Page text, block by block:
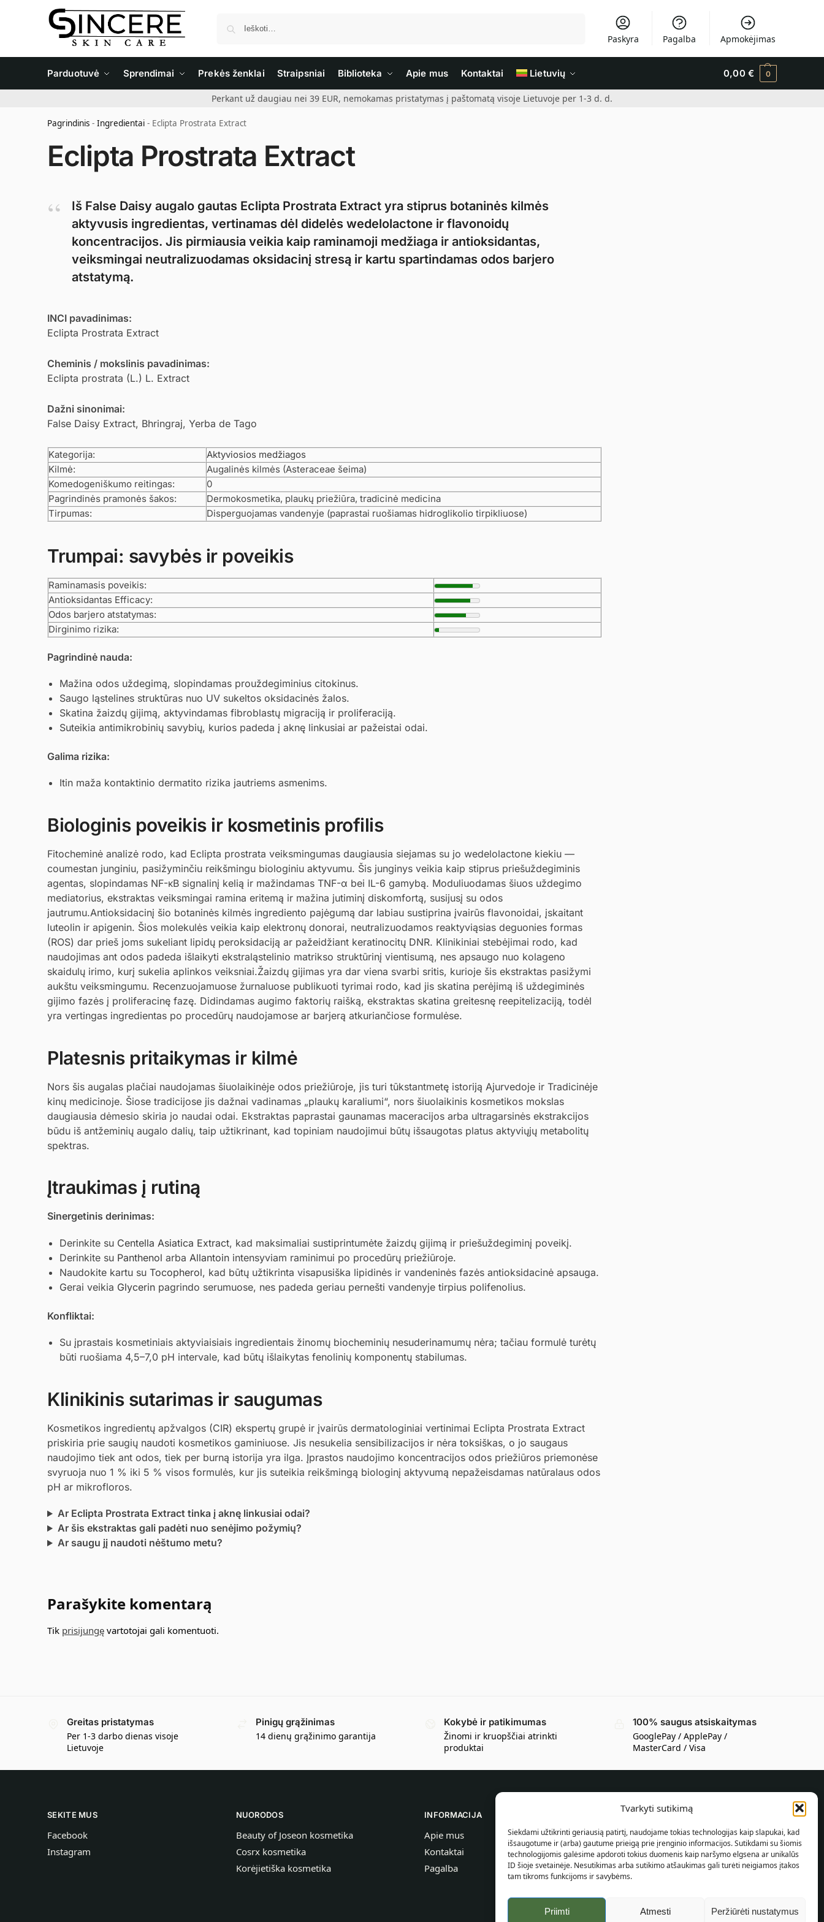
Tvarkyti sutikimą
Siekdami užtikrinti geriausią patirtį, naudojame tokias technologijas kaip slapukai, kad
išsaugotume ir (arba) gautume prieigą prie įrenginio informacijos. Sutikdami su šiomis
technologijomis galėsime apdoroti tokius duomenis kaip naršymo elgsena ar unikalūs
ID šioje svetainėje. Nesutikimas arba sutikimo atšaukimas gali turėti neigiamos įtakos
tam tikroms funkcijoms ir savybėms.
Priimti Atmesti Peržiūrėti nustatymus
Paskyra Pagalba Apmokėjimas
Parduotuvė Sprendimai Prekės ženklai Straipsniai Biblioteka Apie mus Kontaktai Lietuvių 0,00 € 0
Perkant už daugiau nei 39 EUR, nemokamas pristatymas į paštomatą visoje Lietuvoje per 1-3 d. d.
Pagrindinis - Ingredientai - Eclipta Prostrata Extract
Eclipta Prostrata Extract
Iš False Daisy augalo gautas Eclipta Prostrata Extract yra stiprus botaninės kilmės
aktyvusis ingredientas, vertinamas dėl didelės wedelolactone ir flavonoidų
koncentracijos. Jis pirmiausia veikia kaip raminamoji medžiaga ir antioksidantas,
veiksmingai neutralizuodamas oksidacinį stresą ir kartu spartindamas odos barjero
atstatymą.
INCI pavadinimas:
Eclipta Prostrata Extract
Cheminis / mokslinis pavadinimas:
Eclipta prostrata (L.) L. Extract
Dažni sinonimai:
False Daisy Extract, Bhringraj, Yerba de Tago
Kategorija:
Aktyviosios medžiagos
Kilmė:
Augalinės kilmės (Asteraceae šeima)
Komedogeniškumo reitingas:
0
Pagrindinės pramonės šakos:
Dermokosmetika, plaukų priežiūra, tradicinė medicina
Tirpumas:
Disperguojamas vandenyje (paprastai ruošiamas hidroglikolio tirpikliuose)
Trumpai: savybės ir poveikis
Raminamasis poveikis:
Antioksidantas Efficacy:
Odos barjero atstatymas:
Dirginimo rizika:
Pagrindinė nauda:
Mažina odos uždegimą, slopindamas prouždegiminius citokinus.
Saugo ląstelines struktūras nuo UV sukeltos oksidacinės žalos.
Skatina žaizdų gijimą, aktyvindamas fibroblastų migraciją ir proliferaciją.
Suteikia antimikrobinių savybių, kurios padeda į aknę linkusiai ar pažeistai odai.
Galima rizika:
Itin maža kontaktinio dermatito rizika jautriems asmenims.
Biologinis poveikis ir kosmetinis profilis
Fitocheminė analizė rodo, kad Eclipta prostrata veiksmingumas daugiausia siejamas su jo wedelolactone kiekiu —
coumestan junginiu, pasižyminčiu reikšmingu biologiniu aktyvumu. Šis junginys veikia kaip stiprus priešuždegiminis
agentas, slopindamas NF-κB signalinį kelią ir mažindamas TNF-α bei IL-6 gamybą. Moduliuodamas šiuos uždegimo
mediatorius, ekstraktas veiksmingai ramina eritemą ir mažina jutiminį diskomfortą, susijusį su odos
jautrumu.Antioksidacinį šio botaninės kilmės ingrediento pajėgumą dar labiau sustiprina įvairūs flavonoidai, įskaitant
luteolin ir apigenin. Šios molekulės veikia kaip elektronų donorai, neutralizuodamos reaktyviąsias deguonies formas
(ROS) dar prieš joms sukeliant lipidų peroksidaciją ar pažeidžiant keratinocitų DNR. Klinikiniai stebėjimai rodo, kad
naudojimas ant odos padeda išlaikyti ekstraląstelinio matrikso struktūrinį vientisumą, nes apsaugo nuo kolageno
skaidulų irimo, kurį sukelia aplinkos veiksniai.Žaizdų gijimas yra dar viena svarbi sritis, kurioje šis ekstraktas pasižymi
aukštu veiksmingumu. Recenzuojamuose žurnaluose publikuoti tyrimai rodo, kad jis skatina perėjimą iš uždegiminės
gijimo fazės į proliferacinę fazę. Didindamas augimo faktorių raišką, ekstraktas skatina greitesnę reepitelizaciją, todėl
yra vertingas ingredientas po procedūrų naudojamose ar barjerą atkuriančiose formulėse.
Platesnis pritaikymas ir kilmė
Nors šis augalas plačiai naudojamas šiuolaikinėje odos priežiūroje, jis turi tūkstantmetę istoriją Ajurvedoje ir Tradicinėje
kinų medicinoje. Šiose tradicijose jis dažnai vadinamas „plaukų karaliumi“, nors šiuolaikinis kosmetikos mokslas
daugiausia dėmesio skiria jo naudai odai. Ekstraktas paprastai gaunamas maceracijos arba ultragarsinės ekstrakcijos
būdu iš antžeminių augalo dalių, taip užtikrinant, kad topiniam naudojimui būtų išsaugotas platus aktyviųjų metabolitų
spektras.
Įtraukimas į rutiną
Sinergetinis derinimas:
Derinkite su Centella Asiatica Extract, kad maksimaliai sustiprintumėte žaizdų gijimą ir priešuždegiminį poveikį.
Derinkite su Panthenol arba Allantoin intensyviam raminimui po procedūrų priežiūroje.
Naudokite kartu su Tocopherol, kad būtų užtikrinta visapusiška lipidinės ir vandeninės fazės antioksidacinė apsauga.
Gerai veikia Glycerin pagrindo serumuose, nes padeda geriau pernešti vandenyje tirpius polifenolius.
Konfliktai:
Su įprastais kosmetiniais aktyviaisiais ingredientais žinomų biocheminių nesuderinamumų nėra; tačiau formulė turėtų
būti ruošiama 4,5–7,0 pH intervale, kad būtų išlaikytas fenolinių komponentų stabilumas.
Klinikinis sutarimas ir saugumas
Kosmetikos ingredientų apžvalgos (CIR) ekspertų grupė ir įvairūs dermatologiniai vertinimai Eclipta Prostrata Extract
priskiria prie saugių naudoti kosmetikos gaminiuose. Jis nesukelia sensibilizacijos ir nėra toksiškas, o jo saugaus
naudojimo tiek ant odos, tiek per burną istorija yra ilga. Įprastos naudojimo koncentracijos odos priežiūros priemonėse
svyruoja nuo 1 % iki 5 % visos formulės, kur jis suteikia reikšmingą biologinį aktyvumą nepažeisdamas natūralaus odos
pH ar mikrofloros.
Ar Eclipta Prostrata Extract tinka į aknę linkusiai odai?
Ar šis ekstraktas gali padėti nuo senėjimo požymių?
Ar saugu jį naudoti nėštumo metu?
Parašykite komentarą
Tik prisijungę vartotojai gali komentuoti.
Greitas pristatymas
Per 1-3 darbo dienas visoje
Lietuvoje
Pinigų grąžinimas
14 dienų grąžinimo garantija
Kokybė ir patikimumas
Žinomi ir kruopščiai atrinkti
produktai
100% saugus atsiskaitymas
GooglePay / ApplePay /
MasterCard / Visa
SEKITE MUS
Facebook
Instagram
NUORODOS
Beauty of Joseon kosmetika
Cosrx kosmetika
Korėjietiška kosmetika
INFORMACIJA
Apie mus
Kontaktai
Pagalba
INFORMACIJA PIRKĖJUI
Pristatymo sąlygos
Taisyklės ir sąlygos
Privatumo politika